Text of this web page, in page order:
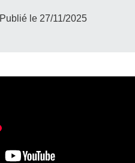
Publié le 27/11/2025